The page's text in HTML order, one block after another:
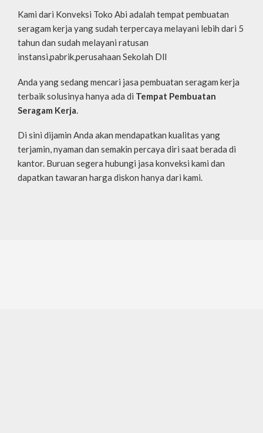
Kami dari Konveksi Toko Abi adalah tempat pembuatan
seragam kerja yang sudah terpercaya melayani lebih dari 5
tahun dan sudah melayani ratusan
instansi,pabrik,perusahaan Sekolah Dll
Anda yang sedang mencari jasa pembuatan seragam kerja
terbaik solusinya hanya ada di Tempat Pembuatan
Seragam Kerja.
Di sini dijamin Anda akan mendapatkan kualitas yang
terjamin, nyaman dan semakin percaya diri saat berada di
kantor. Buruan segera hubungi jasa konveksi kami dan
dapatkan tawaran harga diskon hanya dari kami.